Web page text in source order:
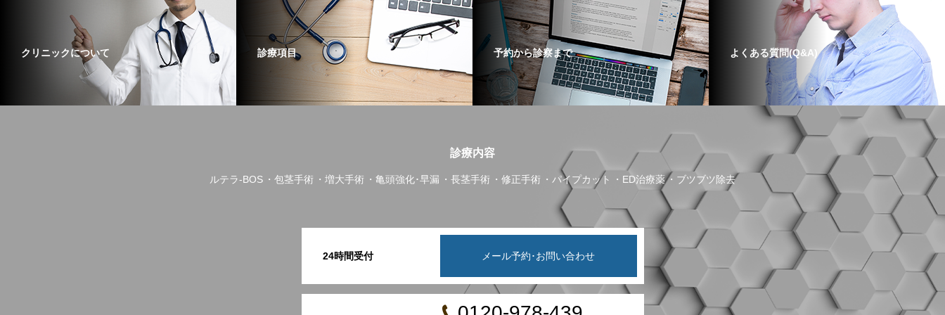
クリニックについて 診療項目 予約から診察まで よくある質問(Q&A)
診療内容
ルテラ-BOS 包茎手術 増大手術 亀頭強化･早漏 長茎手術 修正手術 パイプカット ED治療薬 ブツブツ除去
24時間受付 メール予約･お問い合わせ